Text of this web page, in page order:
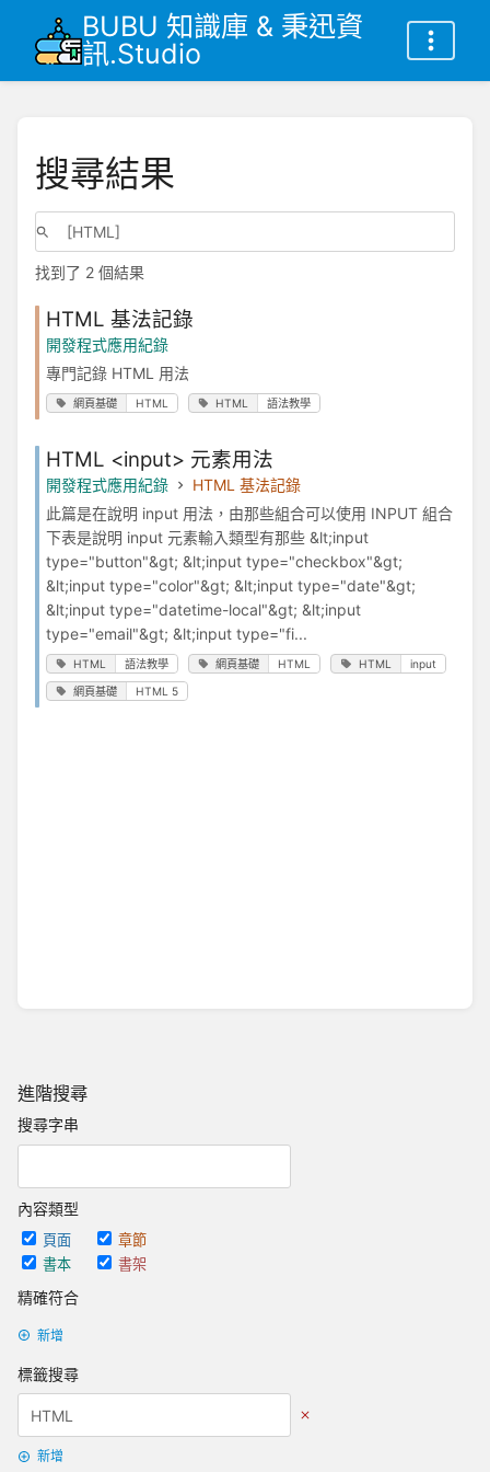
BUBU 知識庫 & 秉迅資
訊.Studio
進階搜尋
搜尋字串
內容類型
頁面
章節
書本
書架
精確符合
新增
標籤搜尋
新增
搜尋結果
找到了 2 個結果
HTML 基法記錄
開發程式應用紀錄
專門記錄 HTML 用法
網頁基礎 HTML HTML 語法教學
HTML <input> 元素用法
開發程式應用紀錄
HTML 基法記錄
此篇是在說明 input 用法，由那些組合可以使用 INPUT 組合
下表是說明 input 元素輸入類型有那些 &lt;input
type="button"&gt; &lt;input type="checkbox"&gt;
&lt;input type="color"&gt; &lt;input type="date"&gt;
&lt;input type="datetime-local"&gt; &lt;input
type="email"&gt; &lt;input type="fi...
HTML 語法教學 網頁基礎 HTML HTML input
網頁基礎 HTML 5